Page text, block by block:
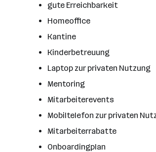
gute Erreichbarkeit
Homeoffice
Kantine
Kinderbetreuung
Laptop zur privaten Nutzung
Mentoring
Mitarbeiterevents
Mobiltelefon zur privaten
Mitarbeiterrabatte
Onboardingplan